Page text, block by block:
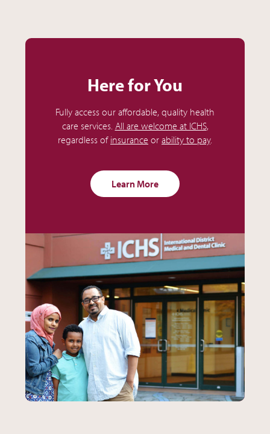
Here for You
Fully access our affordable, quality health
care services. All are welcome at ICHS,
regardless of insurance or ability to pay.
Learn More